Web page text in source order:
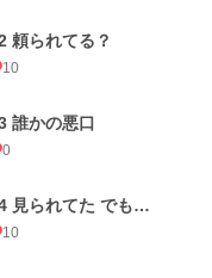
頼られてる？
10
誰かの悪口
0
見られてた でも…
10